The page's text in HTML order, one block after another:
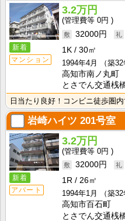
新着
マンション
3.2万円
0円
32000円
1K
30㎡
1994年4月
（築32
高知市南ノ丸町
とさでん交通桟
岩崎ハイツ 201号室
新着
アパート
3.2万円
0円
32000円
1R
26㎡
1994年1月
（築32
高知市百石町
とさでん交通桟